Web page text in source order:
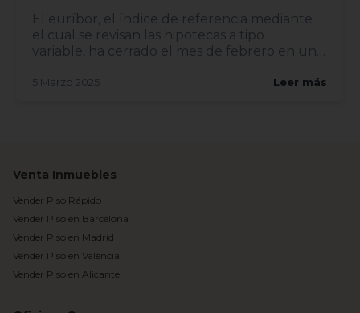
El euríbor, el índice de referencia mediante
el cual se revisan las hipotecas a tipo
variable, ha cerrado el mes de febrero en un
5 Marzo 2025 Leer más
Venta Inmuebles
Vender Piso Rápido
Vender Piso en Barcelona
Vender Piso en Madrid
Vender Piso en Valencia
Vender Piso en Alicante